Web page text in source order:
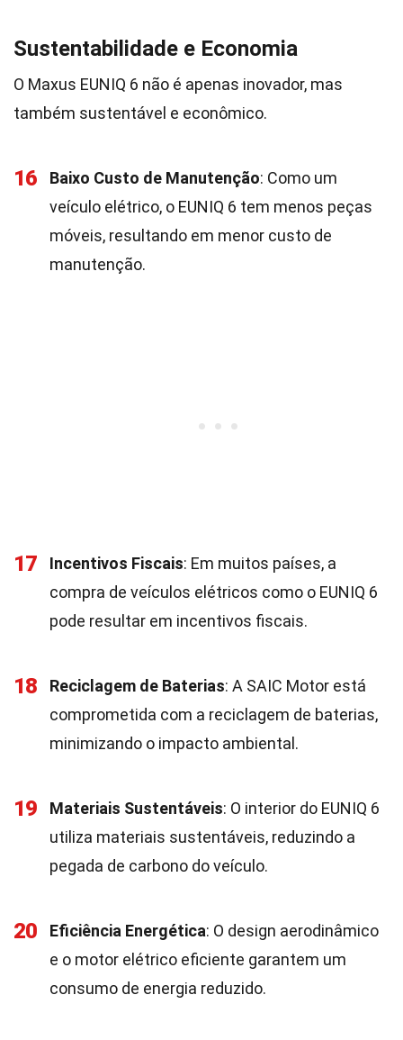
Sustentabilidade e Economia
O Maxus EUNIQ 6 não é apenas inovador, mas
também sustentável e econômico.
16 Baixo Custo de Manutenção: Como um
veículo elétrico, o EUNIQ 6 tem menos peças
móveis, resultando em menor custo de
manutenção.
17 Incentivos Fiscais: Em muitos países, a
compra de veículos elétricos como o EUNIQ 6
pode resultar em incentivos fiscais.
18 Reciclagem de Baterias: A SAIC Motor está
comprometida com a reciclagem de baterias,
minimizando o impacto ambiental.
19 Materiais Sustentáveis: O interior do EUNIQ 6
utiliza materiais sustentáveis, reduzindo a
pegada de carbono do veículo.
20 Eficiência Energética: O design aerodinâmico
e o motor elétrico eficiente garantem um
consumo de energia reduzido.